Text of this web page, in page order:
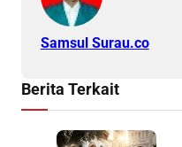
Samsul Surau.co
Berita Terkait